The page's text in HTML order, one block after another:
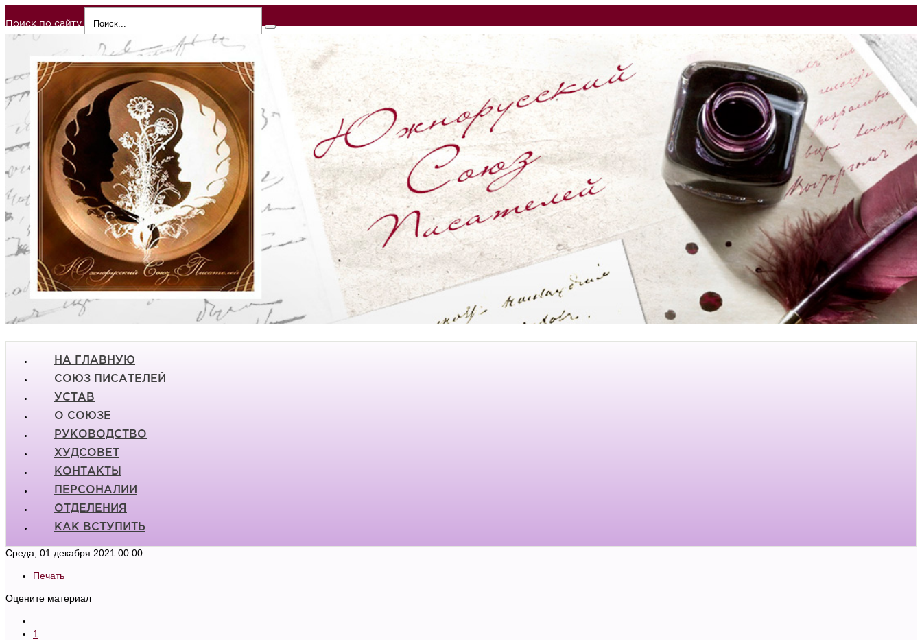
Поиск по сайту
НА ГЛАВНУЮ
СОЮЗ ПИСАТЕЛЕЙ
УСТАВ
О СОЮЗЕ
РУКОВОДСТВО
ХУДСОВЕТ
КОНТАКТЫ
ПЕРСОНАЛИИ
ОТДЕЛЕНИЯ
КАК ВСТУПИТЬ
Среда, 01 декабря 2021 00:00
Печать
Оцените материал
1